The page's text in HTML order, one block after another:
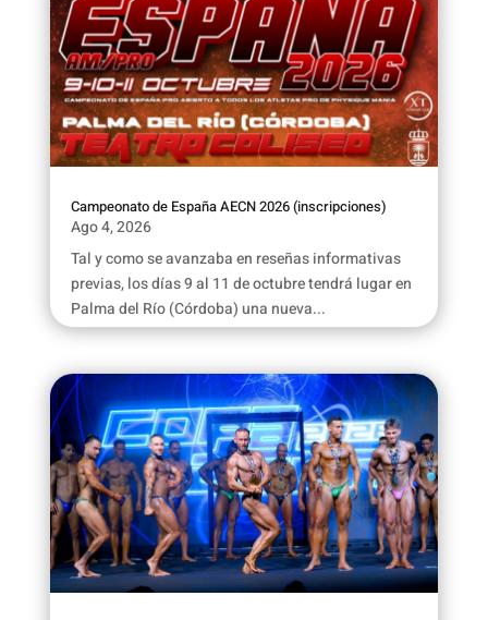
Campeonato de España AECN 2026 (inscripciones)
Ago 4, 2026
Tal y como se avanzaba en reseñas informativas
previas, los días 9 al 11 de octubre tendrá lugar en
Palma del Río (Córdoba) una nueva...